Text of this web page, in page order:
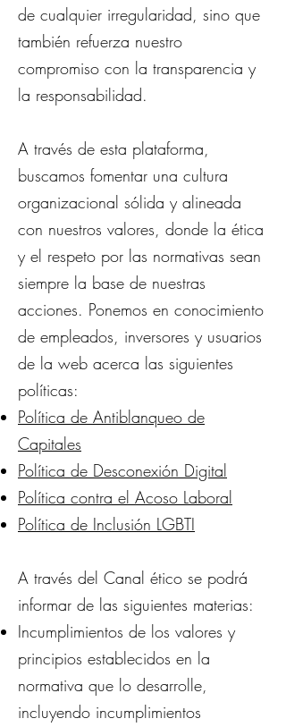
de cualquier irregularidad, sino que
también refuerza nuestro
compromiso con la transparencia y
la responsabilidad.
A través de esta plataforma,
buscamos fomentar una cultura
organizacional sólida y alineada
con nuestros valores, donde la ética
y el respeto por las normativas sean
siempre la base de nuestras
acciones. Ponemos en conocimiento
de empleados, inversores y usuarios
de la web acerca las siguientes
políticas:
Política de Antiblanqueo de
Capitales
Política de Desconexión Digital
Política contra el Acoso Laboral
Política de Inclusión LGBTI
A través del Canal ético se podrá
informar de las siguientes materias:
Incumplimientos de los valores y
principios establecidos en la
normativa que lo desarrolle,
incluyendo incumplimientos